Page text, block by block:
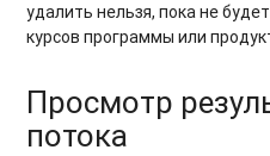
удалить нельзя, пока не
курсов программы или
Просмотр
потока